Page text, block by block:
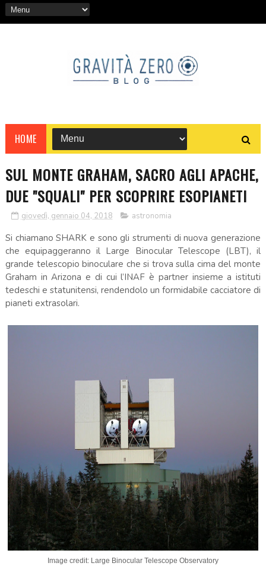
HOME
SUL MONTE GRAHAM, SACRO AGLI APACHE,
DUE "SQUALI" PER SCOPRIRE ESOPIANETI
giovedì, gennaio 04, 2018 astronomia
Si chiamano SHARK e sono gli strumenti di nuova generazione
che equipaggeranno il Large Binocular Telescope (LBT), il
grande telescopio binoculare che si trova sulla cima del monte
Graham in Arizona e di cui l’INAF è partner insieme a istituti
tedeschi e statunitensi, rendendolo un formidabile cacciatore di
pianeti extrasolari.
Image credit: Large Binocular Telescope Observatory